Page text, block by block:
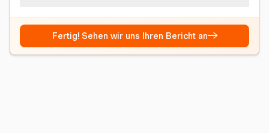
Fertig! Sehen wir uns Ihren Bericht an→